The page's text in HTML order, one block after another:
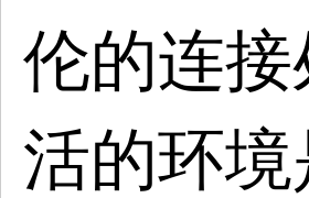
伦的连
活的环